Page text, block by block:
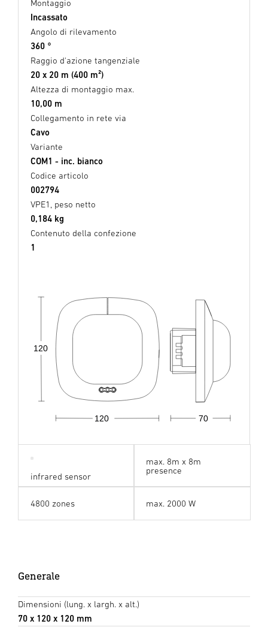
Montaggio
Incassato
Angolo di rilevamento
360 °
Raggio d'azione tangenziale
20 x 20 m (400 m²)
Altezza di montaggio max.
10,00 m
Collegamento in rete via
Cavo
Variante
COM1 - inc. bianco
Codice articolo
002794
VPE1, peso netto
0,184 kg
Contenuto della confezione
1
70
120
120
infrared sensor
max. 8m x 8m
presence
4800 zones max. 2000 W
Generale
Dimensioni (lung. x largh. x alt.)
70 x 120 x 120 mm